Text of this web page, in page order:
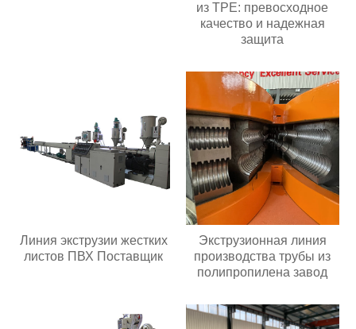
из TPE: превосходное
качество и надежная
защита
Линия экструзии жестких
листов ПВХ Поставщик
Экструзионная линия
производства трубы из
полипропилена завод